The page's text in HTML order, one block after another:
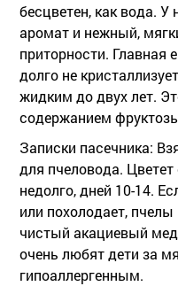
бесцветен, как вода. У
аромат и нежный,
приторности. Главная
долго не
жидким до двух лет.
содержанием
Записки пасечника:
для пчеловода.
недолго, дней 10-14.
или похолодает,
чистый акациевый
очень любят дети за
гипоаллергенным.